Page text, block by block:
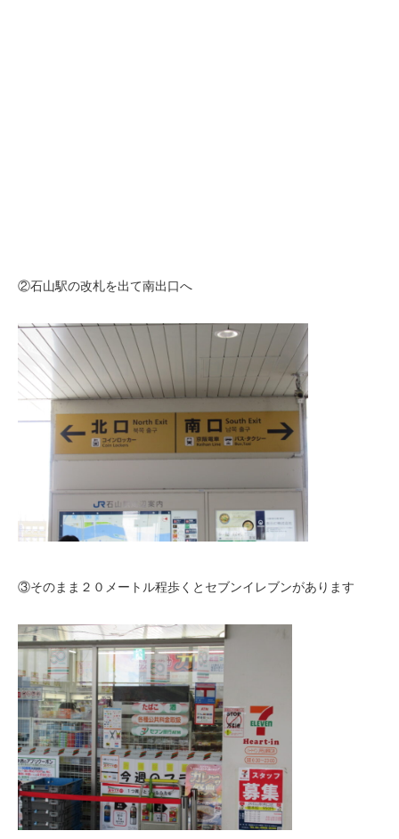
②石山駅の改札を出て南出口へ
③そのまま２０メートル程歩くとセブンイレブンがあります